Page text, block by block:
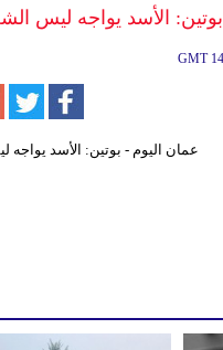
بوتين: الأسد يواجه ليس
GMT